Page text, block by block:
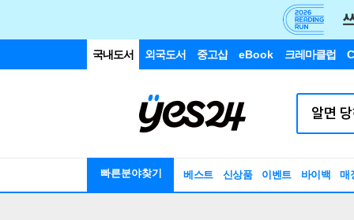
국내도서 외국도서 중고샵 eBook 크레마클럽
빠른분야찾기 베스트 신상품 이벤트 바이백 매